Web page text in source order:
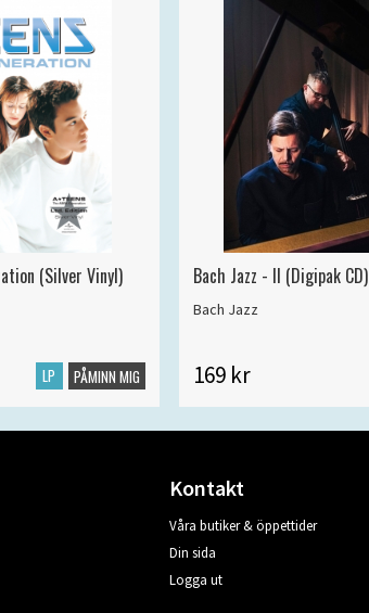
(Silver Vinyl)
LP PÅMINN MIG
Bach Jazz - II (Digipak CD)
Bach Jazz
169 kr
Kontakt
Våra butiker & öppettider
Din sida
Logga ut